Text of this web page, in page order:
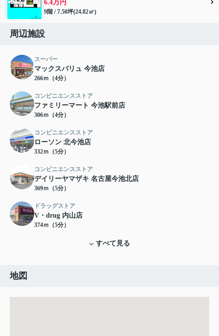
6.4万円
9階 / 7.50坪(24.82㎡)
周辺施設
スーパー
マックスバリュ 今池店
266ｍ（4分）
コンビニエンスストア
ファミリーマート 今池駅前店
306ｍ（4分）
コンビニエンスストア
ローソン 北今池店
332ｍ（5分）
コンビニエンスストア
デイリーヤマザキ 名古屋今池北店
369ｍ（5分）
ドラッグストア
V・drug 内山店
374ｍ（5分）
すべて見る
地図